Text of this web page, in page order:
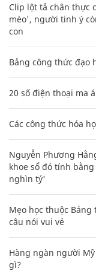
Clip lột tả chân thực
mèo', người tinh ý
con
Bảng công thức đạo
20 số điện thoại ma
Các công thức hóa
Nguyễn Phương
khoe sổ đỏ tính
nghìn tỷ'
Mẹo học thuộc
câu nói vui vẻ
Hàng ngàn người Mỹ
gì?